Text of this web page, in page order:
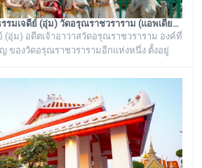
บทที่ 20 อนุสาวรีย์พระธรรมเจดีย์ (อุ่ม) วัดอรุณราชวราราม (แอพเดียวเที่ยวทั่ววัดอรุณ)
(อุ่ม) อดีตเจ้าอาวาสวัดอรุณราชวราราม องค์ที่
ของวัดอรุณราชวรารามอีกแห่งหนึ่ง ตั้งอยู่
ยในรั้วอนุสาวรีย์สำคัญของวัดอรุณ
กศหินทรายโบราณสีเขียวแบบจีน ซึ่งเป็นสถาน
รรมเจดีย์ (อุ่ม) อดีตเจ้าอาวาสวัดอรุณ